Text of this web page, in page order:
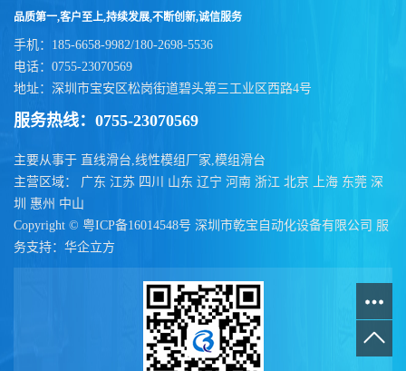
品质第一,客户至上,持续发展,不断创新,诚信服务
手机：185-6658-9982/180-2698-5536
电话：0755-23070569
地址：深圳市宝安区松岗街道碧头第三工业区西路4号
服务热线：0755-23070569
主要从事于 直线滑台,线性模组厂家,模组滑台
主营区域： 广东 江苏 四川 山东 辽宁 河南 浙江 北京 上海 东莞 深
圳 惠州 中山
Copyright © 粤ICP备16014548号 深圳市乾宝自动化设备有限公司 服
务支持： 华企立方